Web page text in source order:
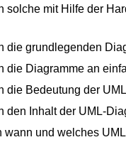
solche mit Hilfe der
die grundlegenden
die Diagramme an
die Bedeutung der
den Inhalt der UML-
wann und welches